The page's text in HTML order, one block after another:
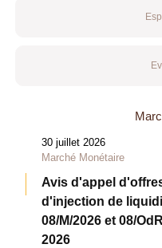
30 juillet 2026
Marché Monétaire
Avis d'appel
d'injection de
08/M/2026 et 08/
2026